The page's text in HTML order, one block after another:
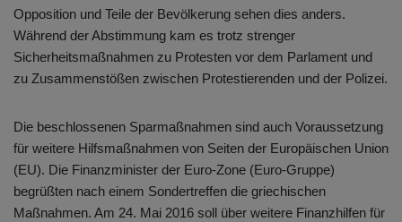
Opposition und Teile der Bevölkerung sehen dies anders.
Während der Abstimmung kam es trotz strenger
Sicherheitsmaßnahmen zu Protesten vor dem Parlament und
zu Zusammenstößen zwischen Protestierenden und der Polizei.
Die beschlossenen Sparmaßnahmen sind auch Voraussetzung
für weitere Hilfsmaßnahmen von Seiten der Europäischen Union
(EU). Die Finanzminister der Euro-Zone (Euro-Gruppe)
begrüßten nach einem Sondertreffen die griechischen
Maßnahmen. Am 24. Mai 2016 soll über weitere Finanzhilfen für